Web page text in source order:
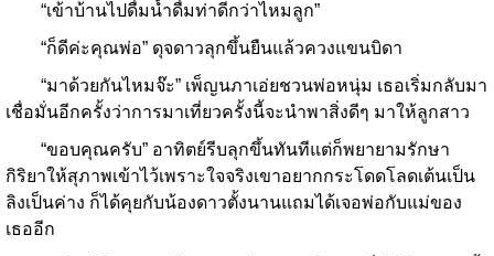
“เข้าบ้านไปดื่มน้ำดื่มท่าดีกว่าไหมลูก”
“ก็ดีค่ะคุณพ่อ” ดุจดาวลุกขึ้นยืนแล้วควงแขนบิดา
“มาด้วยกันไหมจ๊ะ” เพ็ญนภาเอ่ยชวนพ่อหนุ่ม เธอเริ่มกลับมา
เชื่อมั่นอีกครั้งว่าการมาเที่ยวครั้งนี้จะนำพาสิ่งดีๆ มาให้ลูกสาว
“ขอบคุณครับ” อาทิตย์รีบลุกขึ้นทันทีแต่ก็พยายามรักษา
กิริยาให้สุภาพเข้าไว้เพราะใจจริงเขาอยากกระโดดโลดเต้นเป็น
ลิงเป็นค่าง ก็ได้คุยกับน้องดาวตั้งนานแถมได้เจอพ่อกับแม่ของ
เธออีก